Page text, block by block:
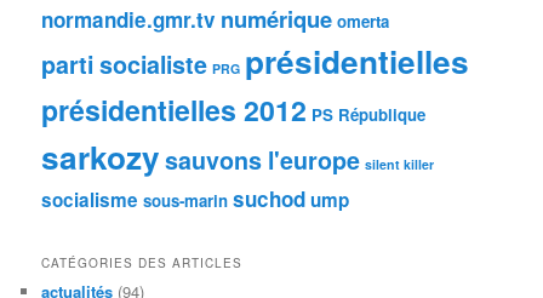
normandie.gmr.tv numérique omerta
parti socialiste PRG présidentielles
présidentielles 2012 PS République
sarkozysauvons l'europe silent killer
socialisme sous-marin suchodump
CATÉGORIES DES ARTICLES
actualités (94)